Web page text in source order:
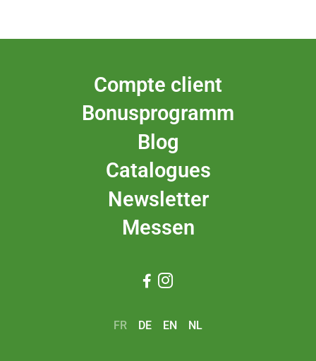
Compte client
Bonusprogramm
Blog
Catalogues
Newsletter
Messen
 
FR DE EN NL